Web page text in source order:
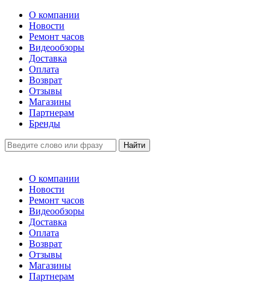
О компании
Новости
Ремонт часов
Видеообзоры
Доставка
Оплата
Возврат
Отзывы
Магазины
Партнерам
Бренды
О компании
Новости
Ремонт часов
Видеообзоры
Доставка
Оплата
Возврат
Отзывы
Магазины
Партнерам